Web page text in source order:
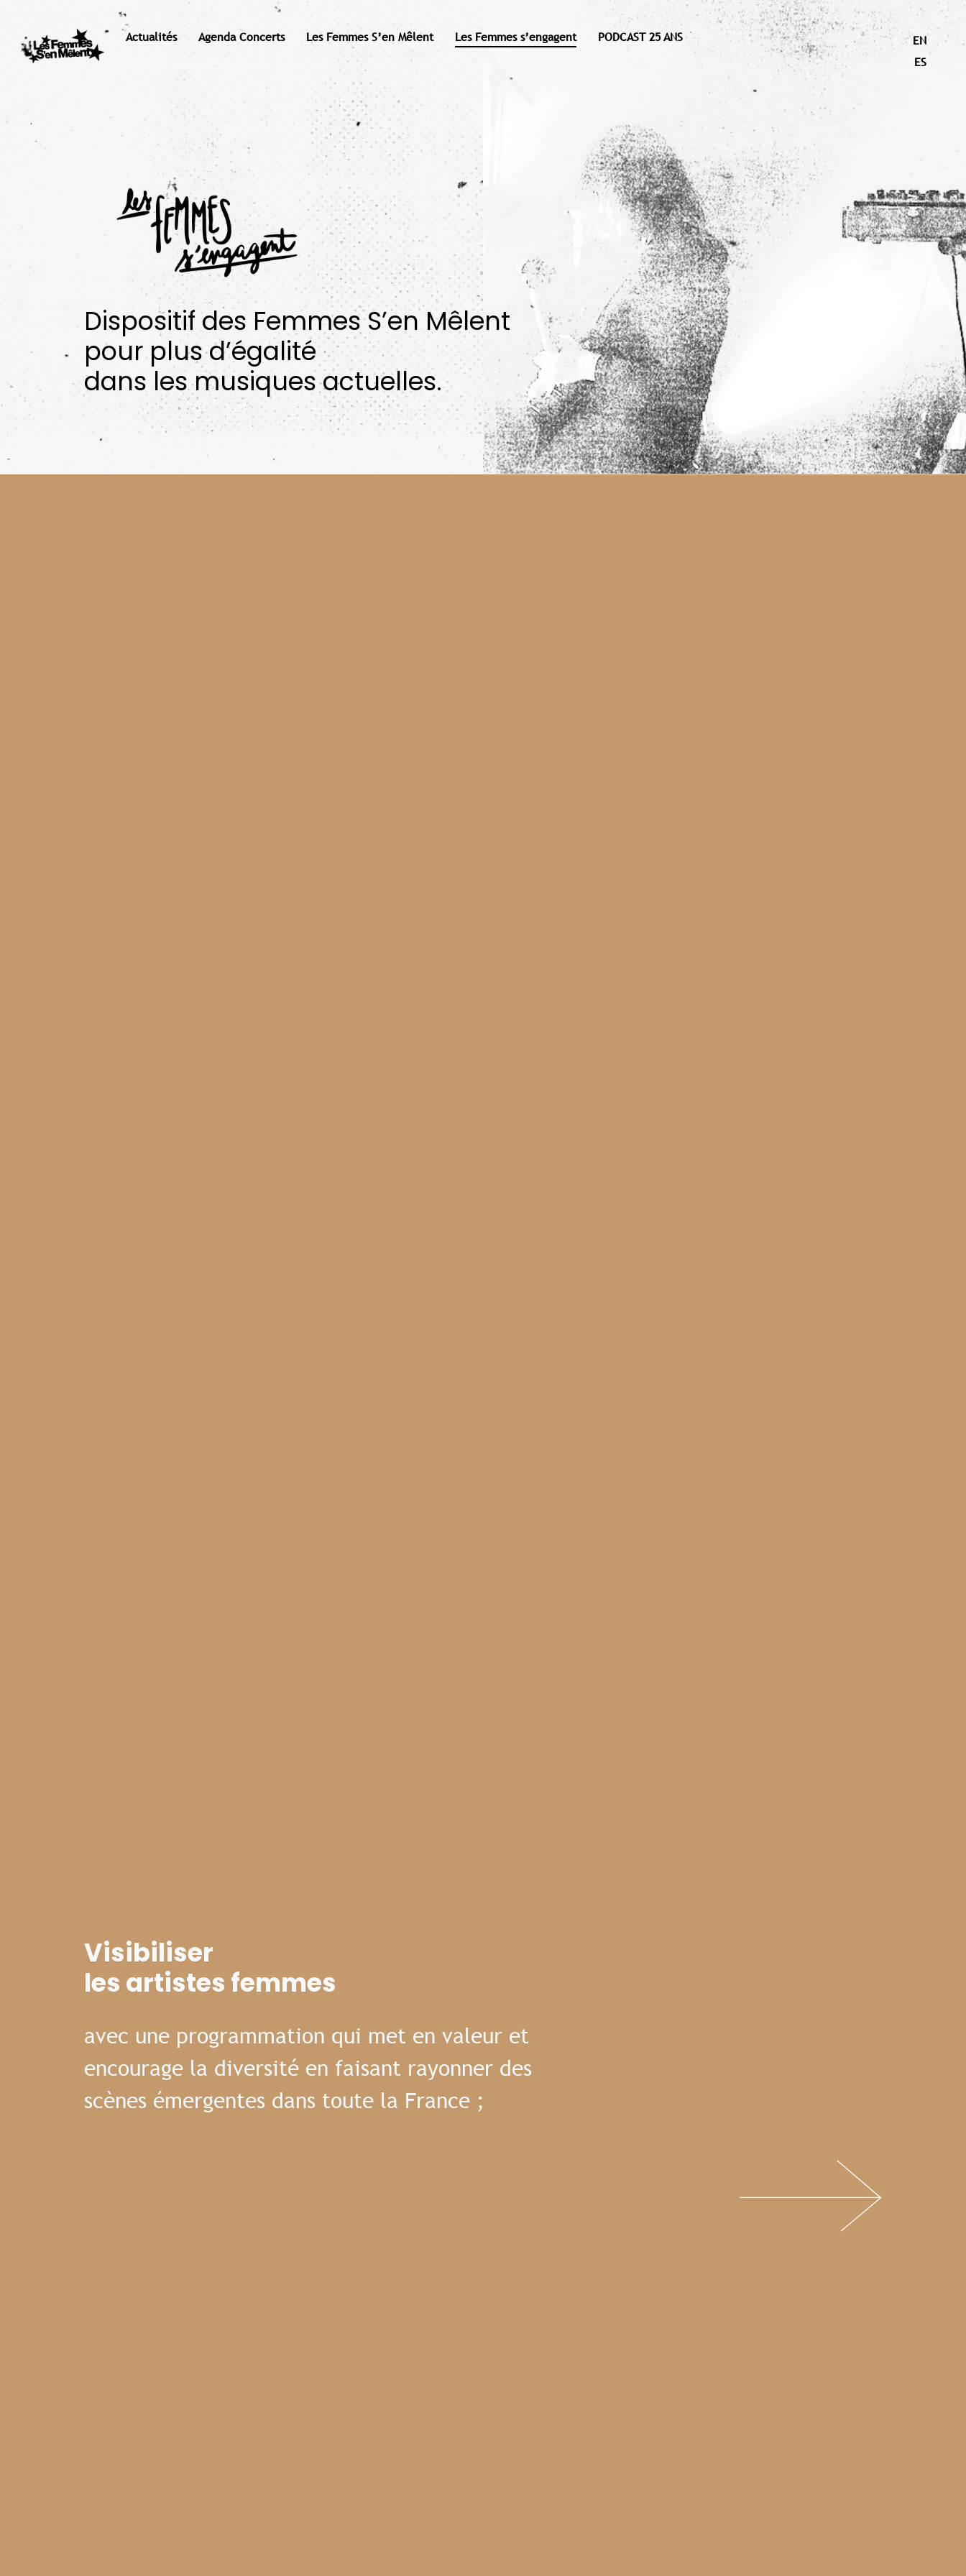
Actualités Agenda Concerts Les Femmes S’en Mêlent Les Femmes s’engagent PODCAST 25 ANS
EN
ES
Dispositif des Femmes S’en Mêlent
pour plus d’égalité
dans les musiques actuelles.
Visibiliser
les artistes femmes
avec une programmation qui met en valeur et
encourage la diversité en faisant rayonner des
scènes émergentes dans toute la France ;